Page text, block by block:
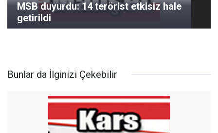
MSB duyurdu: 14 terörist etkisiz hale
getirildi
Bunlar da İlginizi Çekebilir